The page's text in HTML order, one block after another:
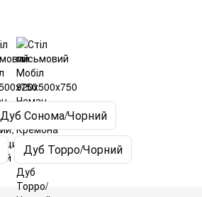
Дуб Сонома/Чорний
Дуб Торро/Чорний